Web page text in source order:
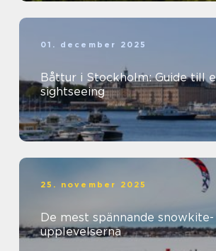
01. december 2025
Båttur i Stockholm: Guide till
sightseeing
25. november 2025
De mest spännande snowkite-
upplevelserna